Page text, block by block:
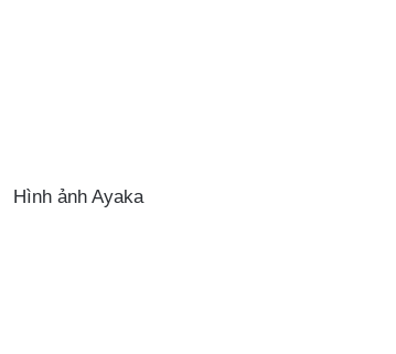
Hình ảnh Ayaka